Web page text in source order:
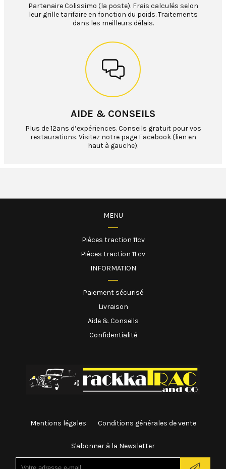
Partenaire Colissimo (la poste). Frais calculés selon
leur grille tarifaire en fonction du poids. Traitements
dans les meilleurs délais.
AIDE & CONSEILS
Plus de 12ans d’expériences. Conseils gratuit pour vos
restaurations. Visitez notre page Facebook (lien en
haut à gauche).
MENU
Pièces traction 11cv
Pièces traction 11 cv
INFORMATION
Paiement sécurisé
Livraison
Aide & Conseils
Confidentialité
Mentions légales Conditions générales de vente
S'abonner à la Newsletter